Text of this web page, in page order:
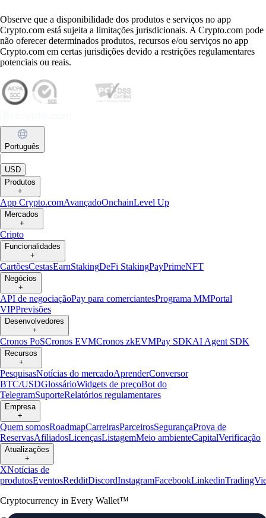
Observe que a disponibilidade dos produtos e serviços no app
Crypto.com está sujeita a limitações jurisdicionais. A Crypto.com pode
não oferecer determinados produtos, recursos e/ou serviços no app
Crypto.com em certas jurisdições devido a restrições regulamentares
potenciais ou reais.
Português
|
USD
Produtos
+
App Crypto.comAvançadoOnchainLevel Up
Mercados
+
Cripto
Funcionalidades
+
CartõesCestasEarnStakingDeFi StakingPayPrimeNFT
Negócios
+
API de negociaçãoPay para comerciantesPrograma MMPortal
VIPPrevisões
Desenvolvedores
+
Cronos PoSCronos EVMCronos zkEVMPay SDKAI Agent SDK
Recursos
+
PesquisasNotícias do mercadoAprenderConversor
BTC/USDGlossárioWidgets de preçoBot do
TelegramSuporteRelatórios regulamentares
Empresa
+
Quem somosRoadmapCarreirasParceirosSegurançaProva de
ReservasAfiliadosLicençasListagemMeio ambienteCapitalVerificação
Atualizações
+
XNotícias de
produtosEventosRedditDiscordInstagramFacebookLinkedin
Cryptocurrency in Every Wallet™